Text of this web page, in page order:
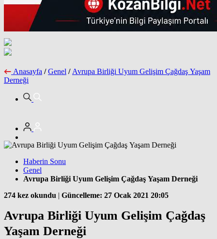
Anasayfa / Genel / Avrupa Birliği Uyum Gelişim Çağdaş Yaşam
Derneği
Haberin Sonu
Genel
Avrupa Birliği Uyum Gelişim Çağdaş Yaşam Derneği
274 kez okundu | Güncelleme: 27 Ocak 2021 20:05
Avrupa Birliği Uyum Gelişim Çağdaş
Yaşam Derneği